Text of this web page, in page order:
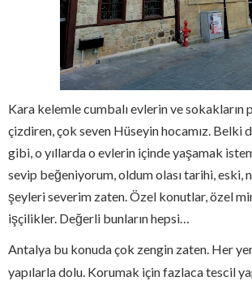
Kara kelemle cumbalı evlerin ve
çizdiren, çok seven Hüseyin hocamız. Belki
gibi, o yıllarda o evlerin içinde yaşamak
sevip beğeniyorum, oldum olası tarihi, eski,
şeyleri severim zaten. Özel konutlar, özel
işçilikler. Değerli bunların hepsi…
Antalya bu konuda çok zengin zaten. Her
yapılarla dolu. Korumak için fazlaca tescil